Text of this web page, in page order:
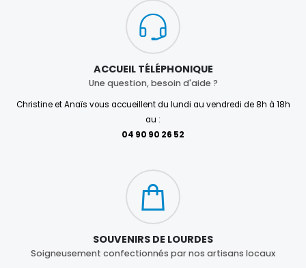
ACCUEIL TÉLÉPHONIQUE
Une question, besoin d'aide ?
Christine et Anaïs vous accueillent du lundi au vendredi de 8h à 18h
au :
04 90 90 26 52
SOUVENIRS DE LOURDES
Soigneusement confectionnés par nos artisans locaux